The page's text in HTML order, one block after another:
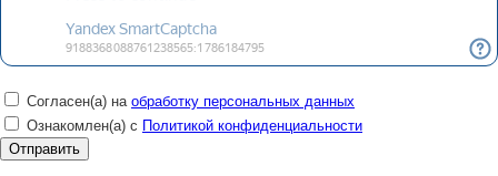
Согласен(а) на обработку персональных данных
Ознакомлен(а) с Политикой конфиденциальности